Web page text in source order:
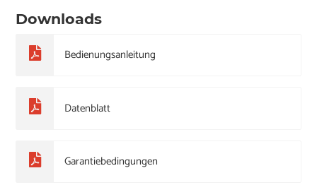
Downloads
Bedienungsanleitung
Datenblatt
Garantiebedingungen